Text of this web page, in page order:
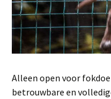
Alleen open voor
betrouwbare en